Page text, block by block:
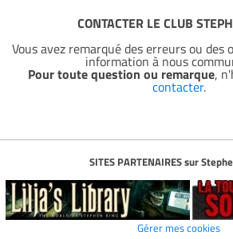
CONTACTER LE CLUB
Vous avez remarqué des erreurs ou des
information à nous
Pour toute question ou remarque,
contacter.
SITES PARTENAIRES sur
Gérer mes cookies